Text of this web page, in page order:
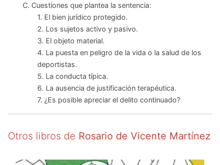
C. Cuestiones que plantea la sentencia:
1. El bien jurídico protegido.
2. Los sujetos activo y pasivo.
3. El objeto material.
4. La puesta en peligro de la vida o la salud de los
deportistas.
5. La conducta típica.
6. La ausencia de justificación terapéutica.
7. ¿Es posible apreciar el delito continuado?
Otros libros de Rosario de Vicente Martínez